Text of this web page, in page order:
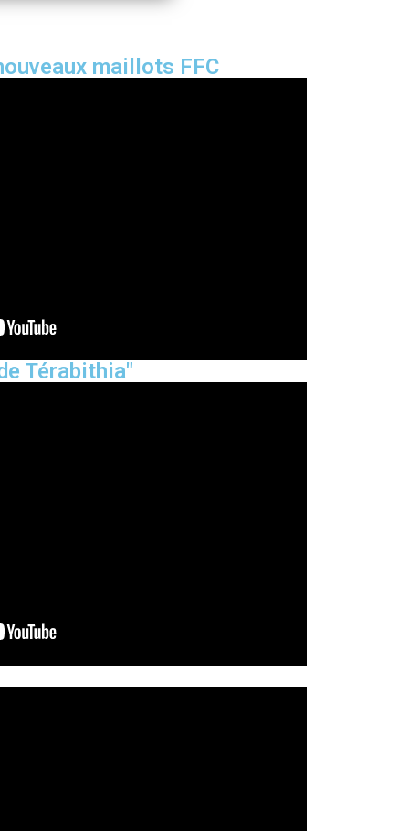
maillots FFC
Térabithia"